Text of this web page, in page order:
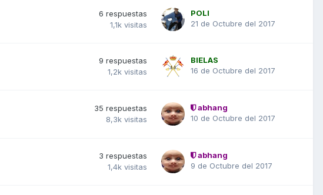
6 respuestas
1,1k visitas
POLI
21 de Octubre del 2017
9 respuestas
1,2k visitas
BIELAS
16 de Octubre del 2017
35 respuestas
8,3k visitas
abhang
10 de Octubre del 2017
3 respuestas
1,4k visitas
abhang
9 de Octubre del 2017